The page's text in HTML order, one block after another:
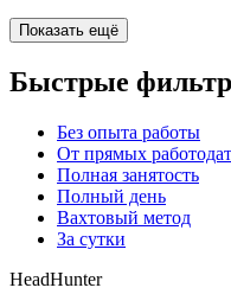
Показать ещё
Быстрые
Без опыта работы
От прямых
Полная занятость
Полный день
Вахтовый метод
За сутки
HeadHunter